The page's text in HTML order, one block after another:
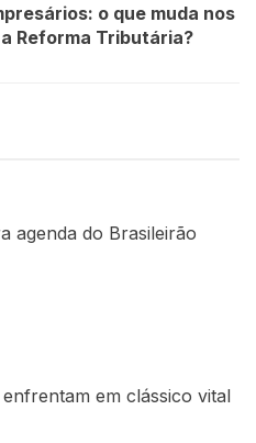
o que muda nos
Reforma Tributária?
agenda do Brasileirão
em clássico vital